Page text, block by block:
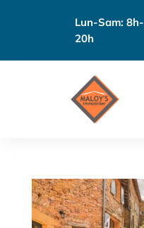
Lun-Sam: 8h-
20h